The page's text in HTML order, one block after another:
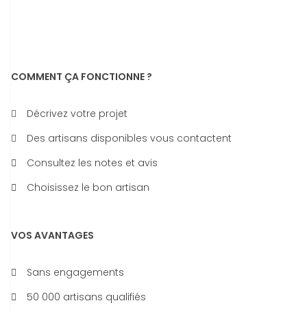
COMMENT ÇA FONCTIONNE ?
Décrivez votre projet
Des artisans disponibles vous contactent
Consultez les notes et avis
Choisissez le bon artisan
VOS AVANTAGES
Sans engagements
50 000 artisans qualifiés